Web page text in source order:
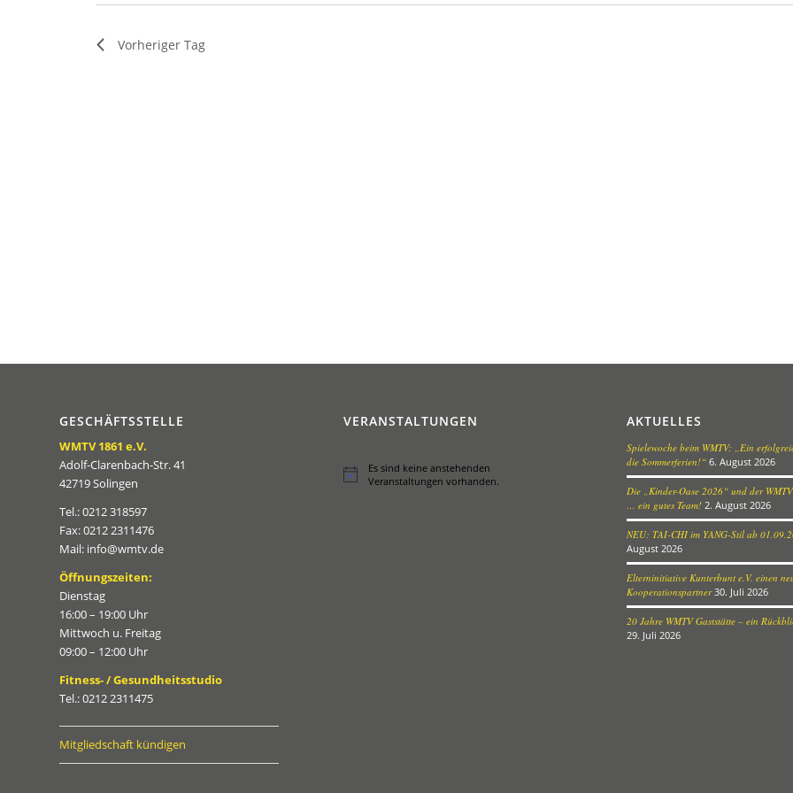
Vorheriger Tag
GESCHÄFTSSTELLE
WMTV 1861 e.V.
Adolf-Clarenbach-Str. 41
42719 Solingen
Tel.: 0212 318597
Fax: 0212 2311476
Mail: info@wmtv.de
Öffnungszeiten:
Dienstag
16:00 – 19:00 Uhr
Mittwoch u. Freitag
09:00 – 12:00 Uhr
Fitness- / Gesundheitsstudio
Tel.: 0212 2311475
Mitgliedschaft kündigen
VERANSTALTUNGEN
Hinweis
Es sind keine anstehenden
Veranstaltungen vorhanden.
AKTUELLES
Spielewoche beim WMTV: „Ein
die Sommerferien!“ 6. August 2026
Die „Kinder-Oase 2026“ und der
… ein gutes Team! 2. August 2026
NEU: TAI-CHI im YANG-Stil ab
August 2026
Elterninitiative Kunterbunt e.V. einen
Kooperationspartner 30. Juli 2026
20 Jahre WMTV Gaststätte – ein
29. Juli 2026